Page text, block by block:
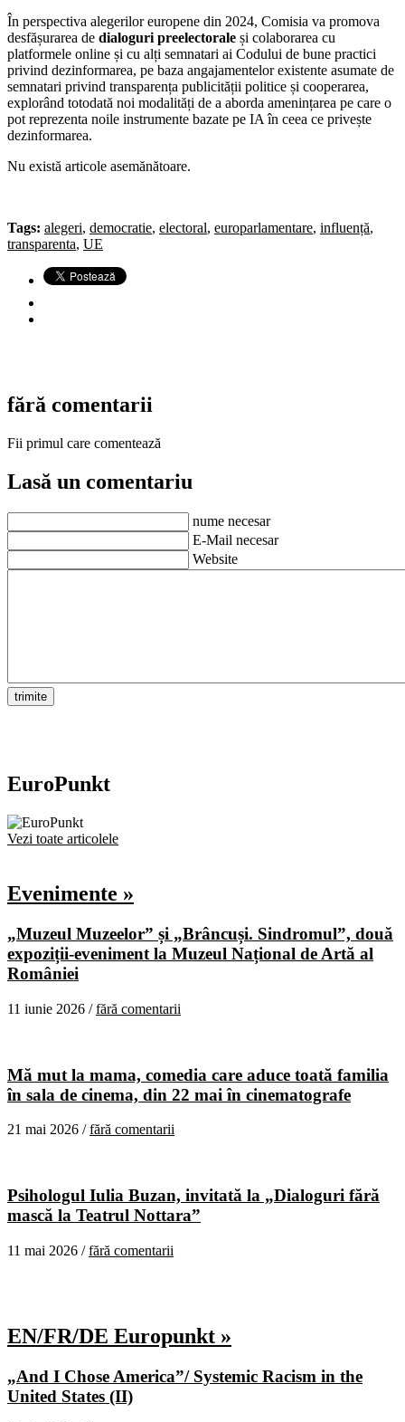
În perspectiva alegerilor europene din 2024, Comisia va promova
desfășurarea de dialoguri preelectorale și colaborarea cu
platformele online și cu alți semnatari ai Codului de bune practici
privind dezinformarea, pe baza angajamentelor existente asumate de
semnatari privind transparența publicității politice și cooperarea,
explorând totodată noi modalități de a aborda amenințarea pe care o
pot reprezenta noile instrumente bazate pe IA în ceea ce privește
dezinformarea.
Nu există articole asemănătoare.
Tags: alegeri, democratie, electoral, europarlamentare, influență,
transparenta, UE
fără comentarii
Fii primul care comentează
Lasă un comentariu
nume necesar
E-Mail necesar
Website
EuroPunkt
Vezi toate articolele
Evenimente »
„Muzeul Muzeelor” și „Brâncuși. Sindromul”, două
expoziții-eveniment la Muzeul Național de Artă al
României
11 iunie 2026 /fără comentarii
Mă mut la mama, comedia care aduce toată familia
în sala de cinema, din 22 mai în cinematografe
21 mai 2026 /fără comentarii
Psihologul Iulia Buzan, invitată la „Dialoguri fără
mască la Teatrul Nottara”
11 mai 2026 /fără comentarii
EN/FR/DE Europunkt »
„And I Chose America”/ Systemic Racism in the
United States (II)